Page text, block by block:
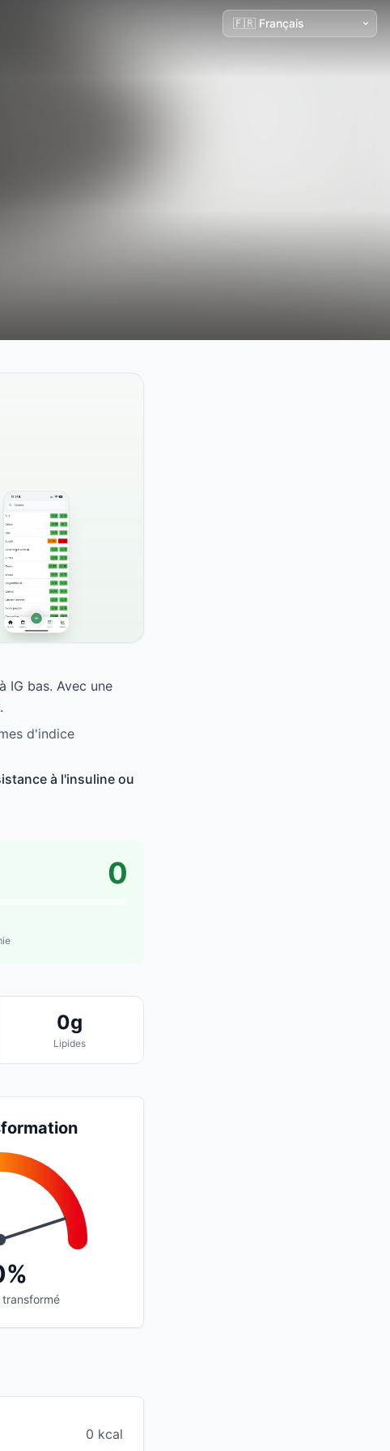
IG bas. Avec une
d'indice
à l'insuline ou
0
0g
Lipides
0 kcal